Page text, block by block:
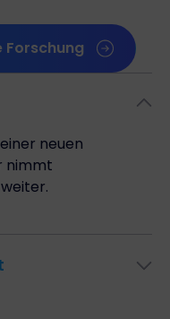
Forschung
neuen
nimmt